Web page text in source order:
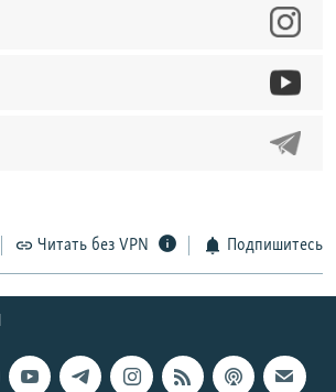
Читать без VPN Подпишитесь